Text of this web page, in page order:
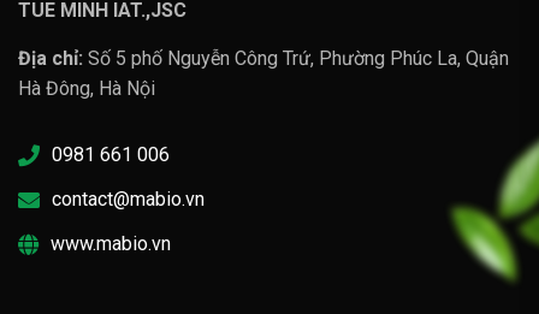
TUE MINH IAT.,JSC
Địa chỉ: Số 5 phố Nguyễn Công Trứ, Phường Phúc La, Quận
Hà Đông, Hà Nội
0981 661 006
contact@mabio.vn
www.mabio.vn